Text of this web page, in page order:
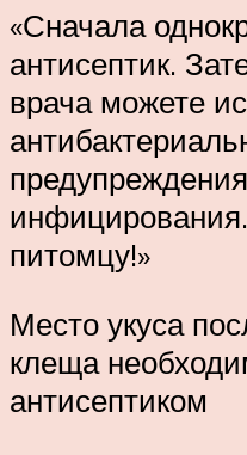
«Сначала
антисептик.
врача можете
питомцу!»
Место укуса
клеща
антисептиком